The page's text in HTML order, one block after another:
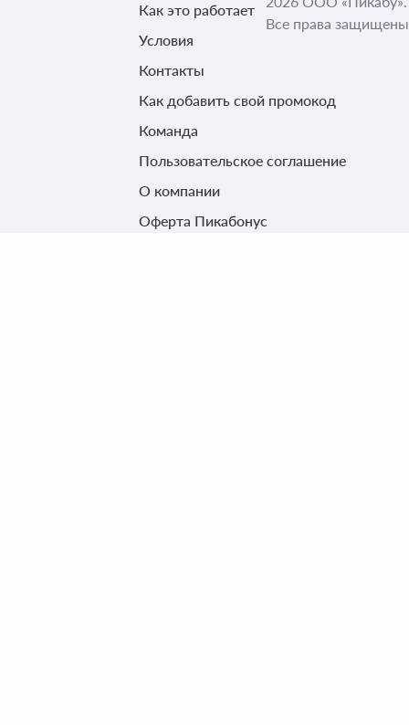
Как это работает
Условия
Контакты
Как добавить свой промокод
Команда
Пользовательское соглашение
О компании
Оферта Пикабонус
Все права защищены